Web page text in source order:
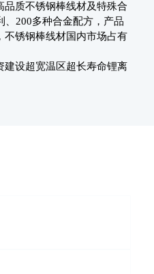
质不锈钢棒线材及特殊合
、200多种合金配方，产品
不锈钢棒线材国内市场占有
建设超宽温区超长寿命锂离